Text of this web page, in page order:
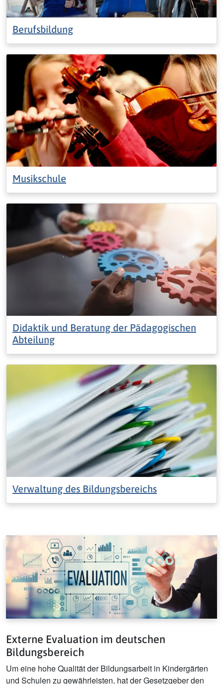
Berufsbildung
Musikschule
Didaktik und Beratung der Pädagogischen
Abteilung
Verwaltung des Bildungsbereichs
Externe Evaluation im deutschen
Bildungsbereich
Um eine hohe Qualität der Bildungsarbeit in Kindergärten
und Schulen zu gewährleisten, hat der Gesetzgeber den